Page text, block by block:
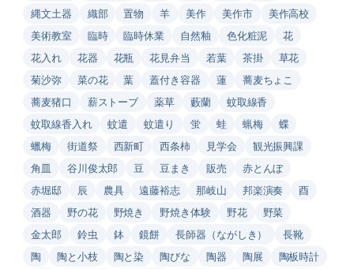
縄文土器
織部 置物 羊 美作 美作市
美作高校
美術教室
臨時 臨時休業 自然釉 色化粧泥
花
花入れ
花器 花瓶 花見弁当 若葉 茶掛
草花
菊沙弥
菜の花 葉 蓋付き容器 蓮
蕎麦ちょこ
蕎麦猪口
薪ストーブ 薬草 藪蘭
蚊取線香
蚊取線香入れ
蚊遣 蚊遣り 蛍 蛙 蝋梅
蝶
蠟梅
街道祭 西新町 西条柿 見学会
観光振興課
角皿
谷川俊太郎 豆 豆まき 販売
赤とんぼ
赤堀邸
辰 農具 遠藤裕志 那岐山 邦楽演奏
酉
酒器
野の花 野焼き 野焼き体験 野花
野菜
金太郎
鈴虫 鉢 鏡餅 長師器（ながしき）
長靴
陶
陶と小枝 陶と染 陶びな 陶器 陶展
陶板時計